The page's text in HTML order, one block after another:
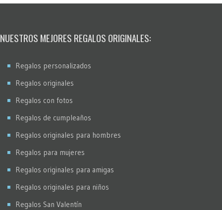
NUESTROS MEJORES REGALOS ORIGINALES:
Regalos personalizados
Regalos originales
Regalos con fotos
Regalos de cumpleaños
Regalos originales para hombres
Regalos para mujeres
Regalos originales para amigas
Regalos originales para niños
Regalos San Valentín